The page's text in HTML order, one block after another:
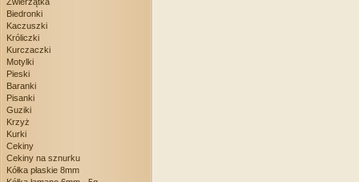
Biedronki
Kaczuszki
Króliczki
Kurczaczki
Motylki
Pieski
Baranki
Pisanki
Guziki
Krzyż
Kurki
Cekiny
Cekiny na sznurku
Kółka płaskie 8mm